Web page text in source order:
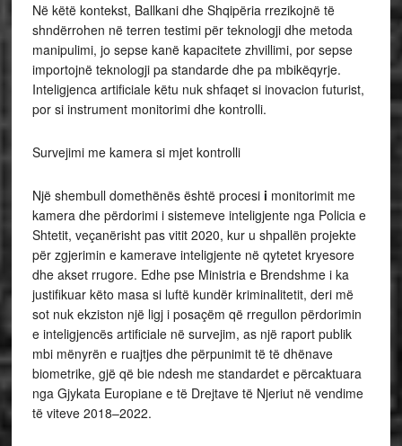
Në këtë kontekst, Ballkani dhe Shqipëria rrezikojnë të
shndërrohen në terren testimi për teknologji dhe metoda
manipulimi, jo sepse kanë kapacitete zhvillimi, por sepse
importojnë teknologji pa standarde dhe pa mbikëqyrje.
Inteligjenca artificiale këtu nuk shfaqet si inovacion futurist,
por si instrument monitorimi dhe kontrolli.
Survejimi me kamera si mjet kontrolli
Një shembull domethënës është procesi i monitorimit me
kamera dhe përdorimi i sistemeve inteligjente nga Policia e
Shtetit, veçanërisht pas vitit 2020, kur u shpallën projekte
për zgjerimin e kamerave inteligjente në qytetet kryesore
dhe akset rrugore. Edhe pse Ministria e Brendshme i ka
justifikuar këto masa si luftë kundër kriminalitetit, deri më
sot nuk ekziston një ligj i posaçëm që rregullon përdorimin
e inteligjencës artificiale në survejim, as një raport publik
mbi mënyrën e ruajtjes dhe përpunimit të të dhënave
biometrike, gjë që bie ndesh me standardet e përcaktuara
nga Gjykata Europiane e të Drejtave të Njeriut në vendime
të viteve 2018–2022.